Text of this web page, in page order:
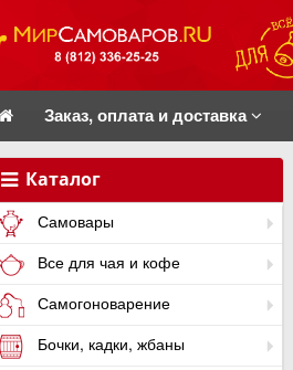
Заказ, оплата и доставка
Каталог
Самовары
Все для чая и кофе
Самогоноварение
Бочки, кадки, жбаны